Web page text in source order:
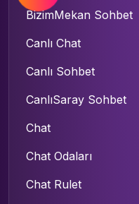
BizimMekan Sohbet
Canlı Chat
Canlı Sohbet
CanlıSaray Sohbet
Chat
Chat Odaları
Chat Rulet